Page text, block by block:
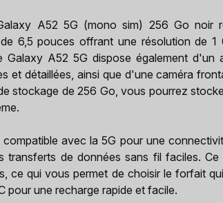
A52 5G (mono sim) 256 Go noir
6,5 pouces offrant une résolution de
Galaxy A52 5G dispose également
et détaillées, ainsi que d'une caméra
stockage de 256 Go, vous pourrez
avec la 5G pour une
de données sans fil faciles.
ce qui vous permet de choisir le forfait
pour une recharge rapide et facile.